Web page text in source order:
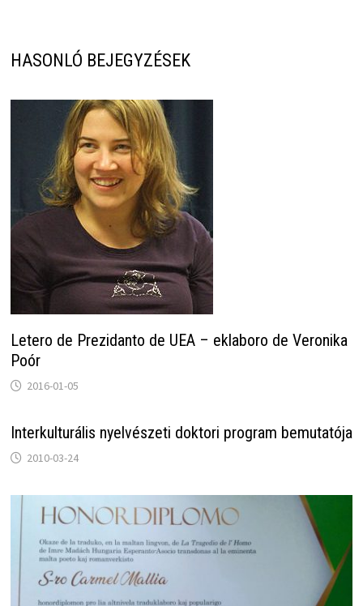
HASONLÓ BEJEGYZÉSEK
Letero de Prezidanto de UEA – eklaboro de Veronika
Poór
2016-01-05
Interkulturális nyelvészeti doktori program bemutatója
2010-03-24